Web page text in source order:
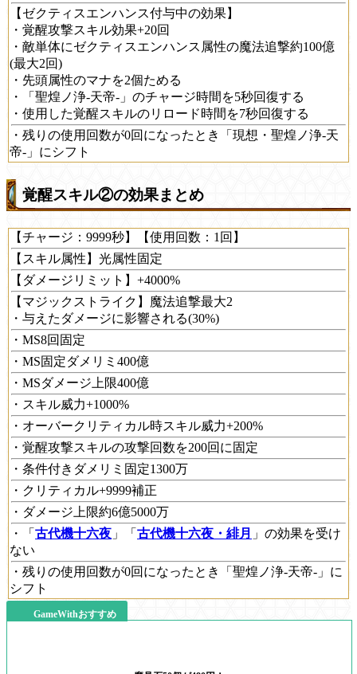
【ゼクティスエンハンス付与中の効果】
・覚醒攻撃スキル効果+20回
・敵単体にゼクティスエンハンス属性の魔法追撃約100億
(最大2回)
・先頭属性のマナを2個ためる
・「聖煌ノ浄-天帝-」のチャージ時間を5秒回復する
・使用した覚醒スキルのリロード時間を7秒回復する
・残りの使用回数が0回になったとき「現想・聖煌ノ浄-天
帝-」にシフト
覚醒スキル②の効果まとめ
【チャージ：9999秒】【使用回数：1回】
【スキル属性】光属性固定
【ダメージリミット】+4000%
【マジックストライク】魔法追撃最大2
・与えたダメージに影響される(30%)
・MS8回固定
・MS固定ダメリミ400億
・MSダメージ上限400億
・スキル威力+1000%
・オーバークリティカル時スキル威力+200%
・覚醒攻撃スキルの攻撃回数を200回に固定
・条件付きダメリミ固定1300万
・クリティカル+9999補正
・ダメージ上限約6億5000万
・「 古代機十六夜 」「 古代機十六夜・緋月 」の効果を受け
ない
・残りの使用回数が0回になったとき「聖煌ノ浄-天帝-」に
シフト
GameWithおすすめ